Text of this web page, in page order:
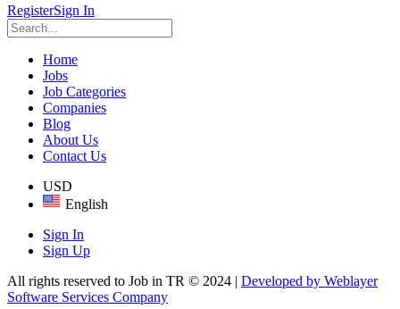
RegisterSign In
Home
Jobs
Job Categories
Companies
Blog
About Us
Contact Us
USD
English
Sign In
Sign Up
All rights reserved to Job in TR © 2024 | Developed by Weblayer
Software Services Company